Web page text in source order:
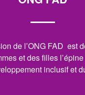
de l’ONG FAD est
et des filles
inclusif et